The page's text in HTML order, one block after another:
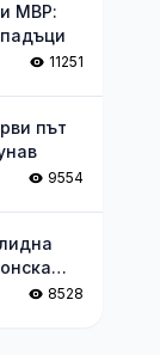
МВР:
11251
път
9554
8528